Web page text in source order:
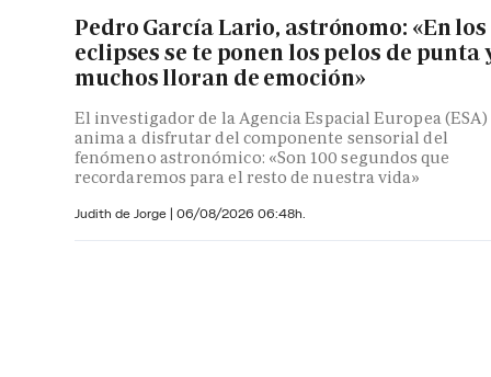
Pedro García Lario, astrónomo: «En los
eclipses se te ponen los pelos de punta
muchos lloran de emoción»
El investigador de la Agencia Espacial Europea (ESA)
anima a disfrutar del componente sensorial del
fenómeno astronómico: «Son 100 segundos que
recordaremos para el resto de nuestra vida»
Judith de Jorge | 06/08/2026 06:48h.